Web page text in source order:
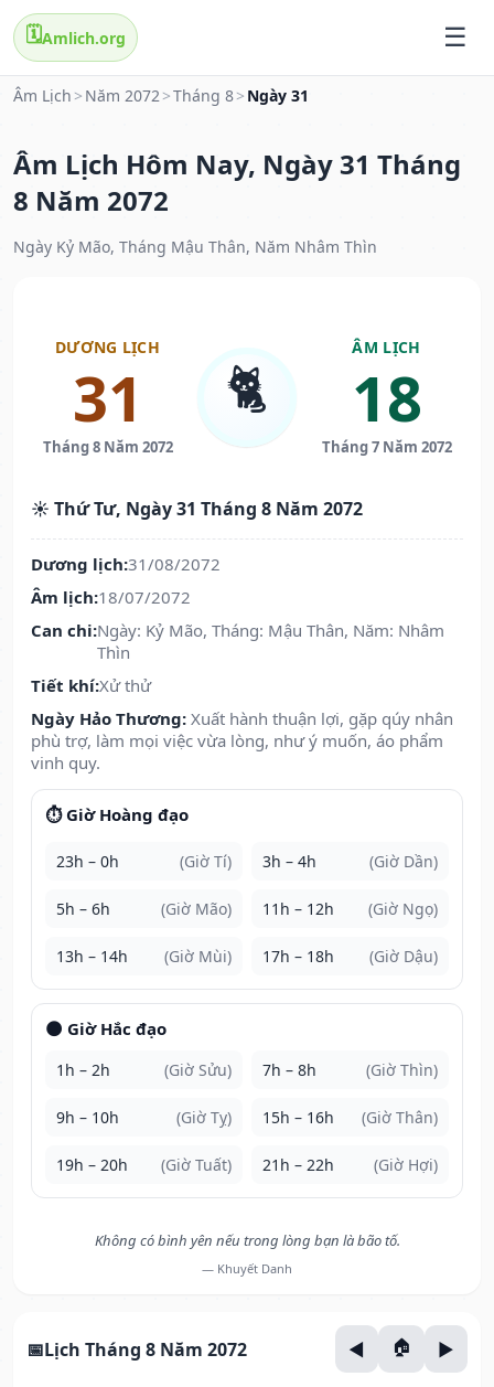
🗓️Amlich.org
Âm Lịch > Năm 2072>Tháng 8> Ngày 31
Âm Lịch Hôm Nay, Ngày 31 Tháng
8 Năm 2072
Ngày Kỷ Mão, Tháng Mậu Thân, Năm Nhâm Thìn
DƯƠNG LỊCH
31
Tháng 8 Năm 2072
🐈
ÂM LỊCH
18
Tháng 7 Năm 2072
☀️ Thứ Tư, Ngày 31 Tháng 8 Năm 2072
Dương lịch:31/08/2072
Âm lịch:18/07/2072
Can chi:Ngày: Kỷ Mão, Tháng: Mậu Thân, Năm: Nhâm
Thìn
Tiết khí:Xử thử
Ngày Hảo Thương: Xuất hành thuận lợi, gặp qúy nhân
phù trợ, làm mọi việc vừa lòng, như ý muốn, áo phẩm
vinh quy.
⏱️ Giờ Hoàng đạo
23h – 0h (Giờ Tí) 3h – 4h (Giờ Dần)
5h – 6h (Giờ Mão) 11h – 12h (Giờ Ngọ)
13h – 14h (Giờ Mùi) 17h – 18h (Giờ Dậu)
🌑 Giờ Hắc đạo
1h – 2h (Giờ Sửu) 7h – 8h (Giờ Thìn)
9h – 10h (Giờ Tỵ) 15h – 16h (Giờ Thân)
19h – 20h (Giờ Tuất) 21h – 22h (Giờ Hợi)
Không có bình yên nếu trong lòng bạn là bão tố.
— Khuyết Danh
Lịch Tháng 8 Năm 2072